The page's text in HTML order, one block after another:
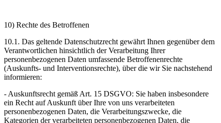
10) Rechte des Betroffenen
10.1. Das geltende Datenschutzrecht gewährt Ihnen gegenüber dem
Verantwortlichen hinsichtlich der Verarbeitung Ihrer
personenbezogenen Daten umfassende Betroffenenrechte
(Auskunfts- und Interventionsrechte), über die wir Sie nachstehend
informieren:
- Auskunftsrecht gemäß Art. 15 DSGVO: Sie haben insbesondere
ein Recht auf Auskunft über Ihre von uns verarbeiteten
personenbezogenen Daten, die Verarbeitungszwecke, die
Kategorien der verarbeiteten personenbezogenen Daten, die